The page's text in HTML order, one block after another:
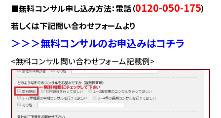
■無料コンサル申し込み方法：電話（0120-050-175）
若しくは下記問い合わせフォームより
＞＞＞無料コンサルのお申込みはコチラ
<無料コンサル問い合わせフォーム記載例>